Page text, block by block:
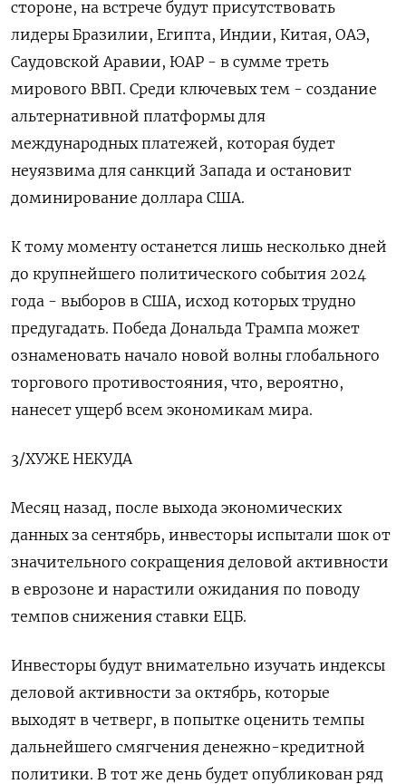
стороне, на встрече будут присутствовать
лидеры Бразилии, Египта, Индии, Китая, ОАЭ,
Саудовской Аравии, ЮАР - в сумме треть
мирового ВВП. Среди ключевых тем - создание
альтернативной платформы для
международных платежей, которая будет
неуязвима для санкций Запада и остановит
доминирование доллара США.
К тому моменту останется лишь несколько дней
до крупнейшего политического события 2024
года - выборов в США, исход которых трудно
предугадать. Победа Дональда Трампа может
ознаменовать начало новой волны глобального
торгового противостояния, что, вероятно,
нанесет ущерб всем экономикам мира.
3/ХУЖЕ НЕКУДА
Месяц назад, после выхода экономических
данных за сентябрь, инвесторы испытали шок от
значительного сокращения деловой активности
в еврозоне и нарастили ожидания по поводу
темпов снижения ставки ЕЦБ.
Инвесторы будут внимательно изучать индексы
деловой активности за октябрь, которые
выходят в четверг, в попытке оценить темпы
дальнейшего смягчения денежно-кредитной
политики. В тот же день будет опубликован ряд